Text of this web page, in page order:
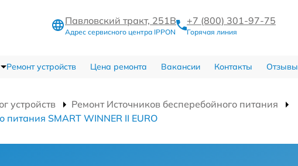
Павловский тракт, 251В
Адрес сервисного центра IPPON
+7 (800) 301-97-75
Горячая линия
Ремонт устройств Цена ремонта Вакансии Контакты Отзывы
устройств
Ремонт Источников бесперебойного питания
SMART WINNER II EURO